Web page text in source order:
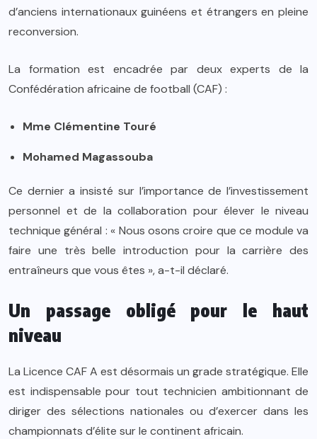
d’anciens internationaux guinéens et étrangers en pleine
reconversion.
La formation est encadrée par deux experts de la
Confédération africaine de football (CAF) :
Mme Clémentine Touré
Mohamed Magassouba
Ce dernier a insisté sur l’importance de l’investissement
personnel et de la collaboration pour élever le niveau
technique général : « Nous osons croire que ce module va
faire une très belle introduction pour la carrière des
entraîneurs que vous êtes », a-t-il déclaré.
Un passage obligé pour le haut
niveau
La Licence CAF A est désormais un grade stratégique. Elle
est indispensable pour tout technicien ambitionnant de
diriger des sélections nationales ou d’exercer dans les
championnats d’élite sur le continent africain.